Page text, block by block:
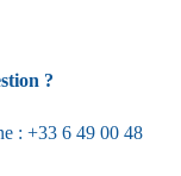
?
: +33 6 49 00 48